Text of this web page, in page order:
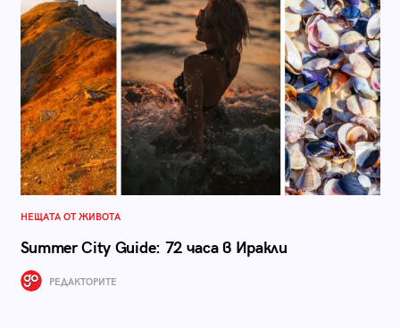
НЕЩАТА ОТ ЖИВОТА
Summer City Guide: 72 часа в Иракли
РЕДАКТОРИТЕ